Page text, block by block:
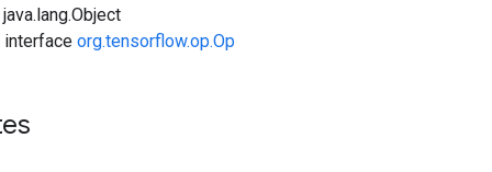
interface org.tensorflow.op.Op